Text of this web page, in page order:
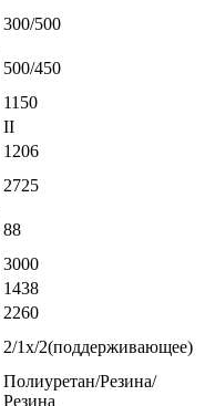
300/500
500/450
1150
II
1206
2725
88
3000
1438
2260
2/1х/2(поддерживающее)
Полиуретан/Резина/
Резина